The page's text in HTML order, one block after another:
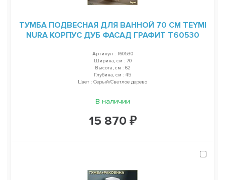
ТУМБА ПОДВЕСНАЯ ДЛЯ ВАННОЙ 70 СМ TEYMI
NURA КОРПУС ДУБ ФАСАД ГРАФИТ T60530
Артикул : T60530
Ширина, см : 70
Высота, см : 62
Глубина, см : 45
Цвет : Серый/Светлое дерево
В наличии
15 870 ₽